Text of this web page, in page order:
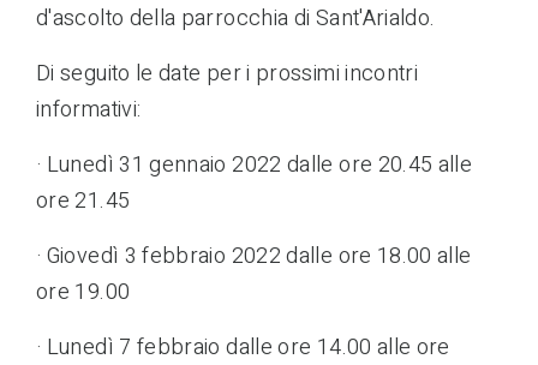
d'ascolto della parrocchia di Sant'Arialdo.
Di seguito le date per i prossimi incontri
informativi:
· Lunedì 31 gennaio 2022 dalle ore 20.45 alle
ore 21.45
· Giovedì 3 febbraio 2022 dalle ore 18.00 alle
ore 19.00
· Lunedì 7 febbraio dalle ore 14.00 alle ore